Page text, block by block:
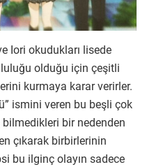
Iori okudukları lisede
olduğu için çeşitli
kurmaya karar verirler.
ismini veren bu beşli çok
bir nedenden
çıkarak birbirlerinin
bu ilginç olayın sadece